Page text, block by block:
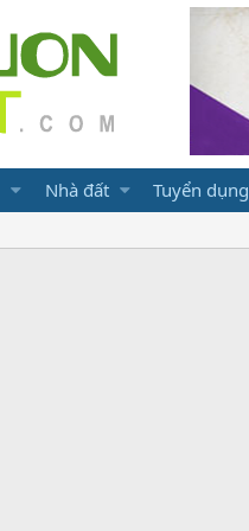
Nhà đất Tuyển dụng